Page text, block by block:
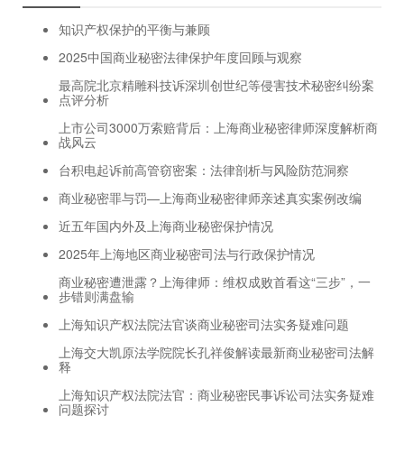
知识产权保护的平衡与兼顾
2025中国商业秘密法律保护年度回顾与观察
最高院北京精雕科技诉深圳创世纪等侵害技术秘密纠纷案
点评分析
上市公司3000万索赔背后：上海商业秘密律师深度解析商
战风云
台积电起诉前高管窃密案：法律剖析与风险防范洞察
商业秘密罪与罚—上海商业秘密律师亲述真实案例改编
近五年国内外及上海商业秘密保护情况
2025年上海地区商业秘密司法与行政保护情况
商业秘密遭泄露？上海律师：维权成败首看这“三步”，一
步错则满盘输
上海知识产权法院法官谈商业秘密司法实务疑难问题
上海交大凯原法学院院长孔祥俊解读最新商业秘密司法解
释
上海知识产权法院法官：商业秘密民事诉讼司法实务疑难
问题探讨